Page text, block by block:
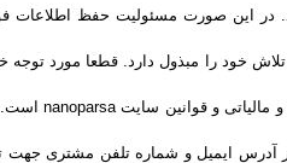
ایمیل و شماره تلفن مشتری جهت